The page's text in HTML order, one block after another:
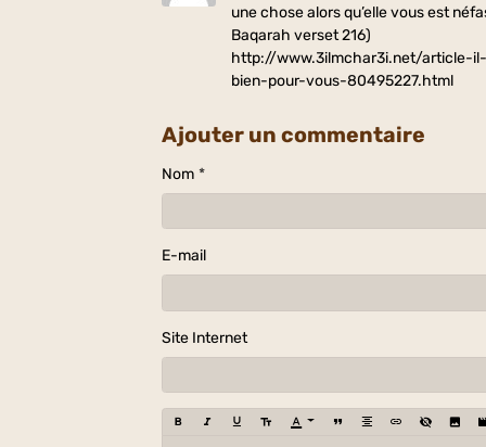
une chose alors qu’elle vous est
Baqarah verset 216)
http://www.3ilmchar3i.net/article-
bien-pour-vous-80495227.html
Ajouter un commentaire
Nom
E-mail
Site Internet